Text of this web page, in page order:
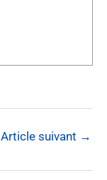
Article suivant →